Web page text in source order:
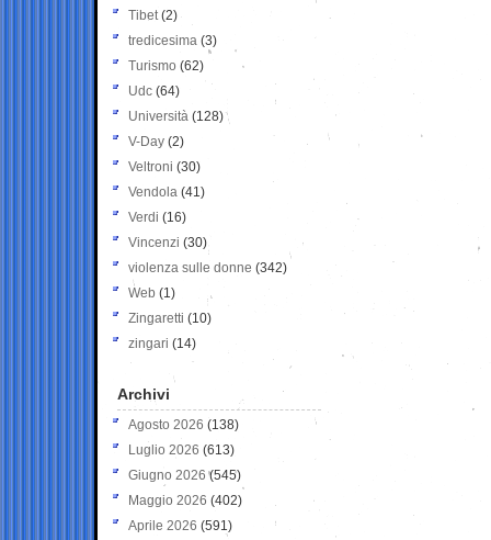
Tibet(2)
tredicesima (3)
Turismo (62)
Udc (64)
Università (128)
V-Day (2)
Veltroni (30)
Vendola (41)
Verdi (16)
Vincenzi (30)
violenza sulle donne (342)
Web (1)
Zingaretti (10)
zingari (14)
Archivi
Agosto 2026 (138)
Luglio 2026 (613)
Giugno 2026 (545)
Maggio 2026 (402)
Aprile 2026 (591)